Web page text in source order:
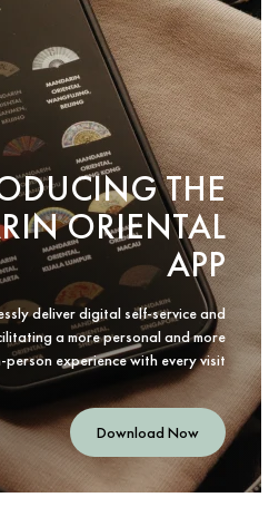
THE
ORIENTAL
APP
deliver digital self-service and
a more personal and more
experience with every visit.
Download Now